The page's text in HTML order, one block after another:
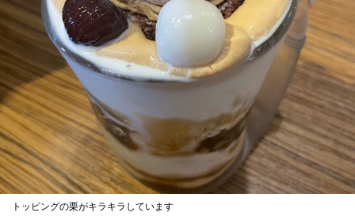
トッピングの栗がキラキラしています